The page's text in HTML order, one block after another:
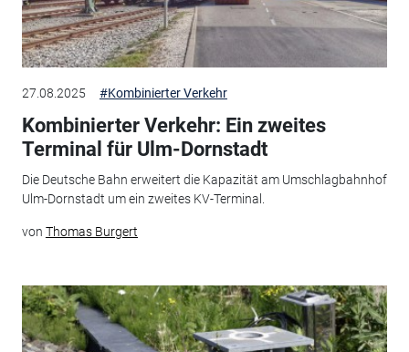
27.08.2025 #Kombinierter Verkehr
Kombinierter Verkehr: Ein zweites
Terminal für Ulm-Dornstadt
Die Deutsche Bahn erweitert die Kapazität am Umschlagbahnhof
Ulm-Dornstadt um ein zweites KV-Terminal.
von Thomas Burgert